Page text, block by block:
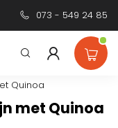
Persoonlijk
073 - 549 24 85
Quinoa
met Quinoa